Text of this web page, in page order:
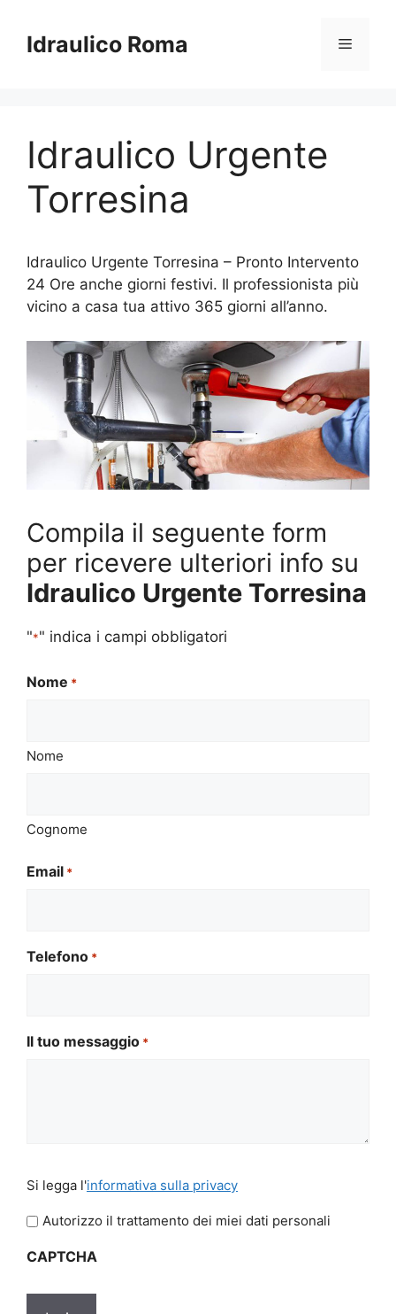
contenuto
Idraulico Roma Menu
Idraulico Urgente
Torresina
Idraulico Urgente Torresina – Pronto Intervento
24 Ore anche giorni festivi. Il professionista più
vicino a casa tua attivo 365 giorni all’anno.
Compila il seguente form
per ricevere ulteriori info su
Idraulico Urgente Torresina
"*" indica i campi obbligatori
Nome *
Nome
Cognome
Email *
Telefono *
Il tuo messaggio *
legga
l'informativa
privacy
Si legga l'informativa sulla privacy
Autorizzo il trattamento dei miei dati personali
CAPTCHA